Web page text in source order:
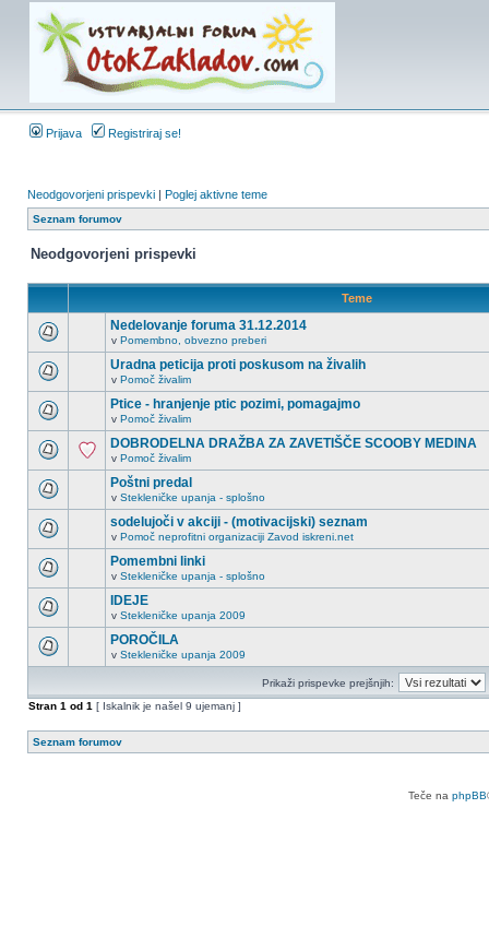
Prijava Registriraj se!
Neodgovorjeni prispevki | Poglej aktivne teme
Seznam forumov
Neodgovorjeni prispevki
Teme
Nedelovanje foruma 31.12.2014
v Pomembno, obvezno preberi
Uradna peticija proti poskusom na živalih
v Pomoč živalim
Ptice - hranjenje ptic pozimi, pomagajmo
v Pomoč živalim
DOBRODELNA DRAŽBA ZA ZAVETIŠČE SCOOBY MEDINA
v Pomoč živalim
Poštni predal
v Stekleničke upanja - splošno
sodelujoči v akciji - (motivacijski) seznam
v Pomoč neprofitni organizaciji Zavod iskreni.net
Pomembni linki
v Stekleničke upanja - splošno
IDEJE
v Stekleničke upanja 2009
POROČILA
v Stekleničke upanja 2009
Prikaži prispevke prejšnjih:
Stran 1 od 1 [ Iskalnik je našel 9 ujemanj ]
Seznam forumov
Teče na phpBB